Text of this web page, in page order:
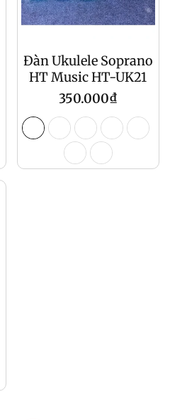
Đàn Ukulele Soprano
HT Music HT-UK21
Regular
price
350.000₫